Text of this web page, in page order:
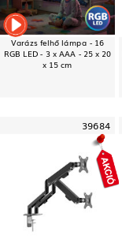
Varázs felhő lámpa - 16
RGB LED - 3 x AAA - 25 x 20
x 15 cm
39684